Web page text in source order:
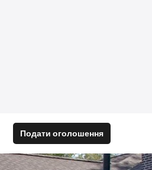
Подати оголошення